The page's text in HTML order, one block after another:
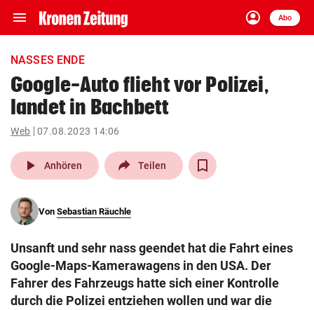
menu Navigation
ein-/ausklappen
account_circle
Anmelden
Abo
close Schließen
account_circle Anmelden
pin_drop
Wien arrow_right
search
eingeben
NASSES ENDE
Google-Auto flieht vor Polizei,
landet in Bachbett
Web 07.08.2023 14:06
play_arrow Anhören Teilen
Von Sebastian Räuchle
Unsanft und sehr nass geendet hat die Fahrt eines
Google-Maps-Kamerawagens in den USA. Der
Fahrer des Fahrzeugs hatte sich einer Kontrolle
durch die Polizei entziehen wollen und war die